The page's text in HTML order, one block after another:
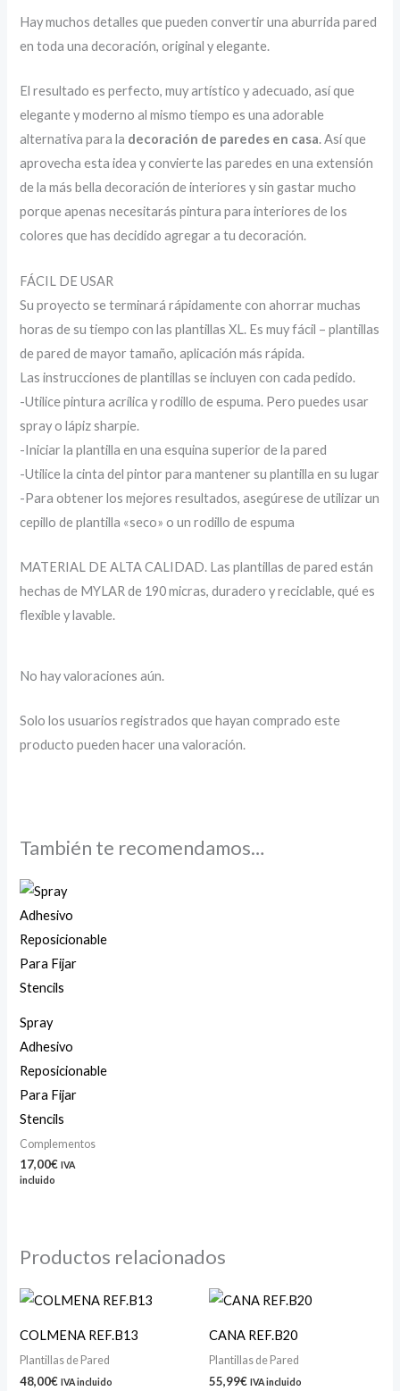
Hay muchos detalles que pueden convertir una aburrida pared
en toda una decoración, original y elegante.
El resultado es perfecto, muy artístico y adecuado, así que
elegante y moderno al mismo tiempo es una adorable
alternativa para la decoración de paredes en casa. Así que
aprovecha esta idea y convierte las paredes en una extensión
de la más bella decoración de interiores y sin gastar mucho
porque apenas necesitarás pintura para interiores de los
colores que has decidido agregar a tu decoración.
FÁCIL DE USAR
Su proyecto se terminará rápidamente con ahorrar muchas
horas de su tiempo con las plantillas XL. Es muy fácil – plantillas
de pared de mayor tamaño, aplicación más rápida.
Las instrucciones de plantillas se incluyen con cada pedido.
-Utilice pintura acrílica y rodillo de espuma. Pero puedes usar
spray o lápiz sharpie.
-Iniciar la plantilla en una esquina superior de la pared
-Utilice la cinta del pintor para mantener su plantilla en su lugar
-Para obtener los mejores resultados, asegúrese de utilizar un
cepillo de plantilla «seco» o un rodillo de espuma
MATERIAL DE ALTA CALIDAD. Las plantillas de pared están
hechas de MYLAR de 190 micras, duradero y reciclable, qué es
flexible y lavable.
No hay valoraciones aún.
Solo los usuarios registrados que hayan comprado este
producto pueden hacer una valoración.
También te recomendamos…
Spray
Adhesivo
Reposicionable
Para Fijar
Stencils
Complementos
17,00€ IVA
incluido
Productos relacionados
COLMENA REF.B13
Plantillas de Pared
48,00€ IVA incluido
CANA REF.B20
Plantillas de Pared
55,99€ IVA incluido